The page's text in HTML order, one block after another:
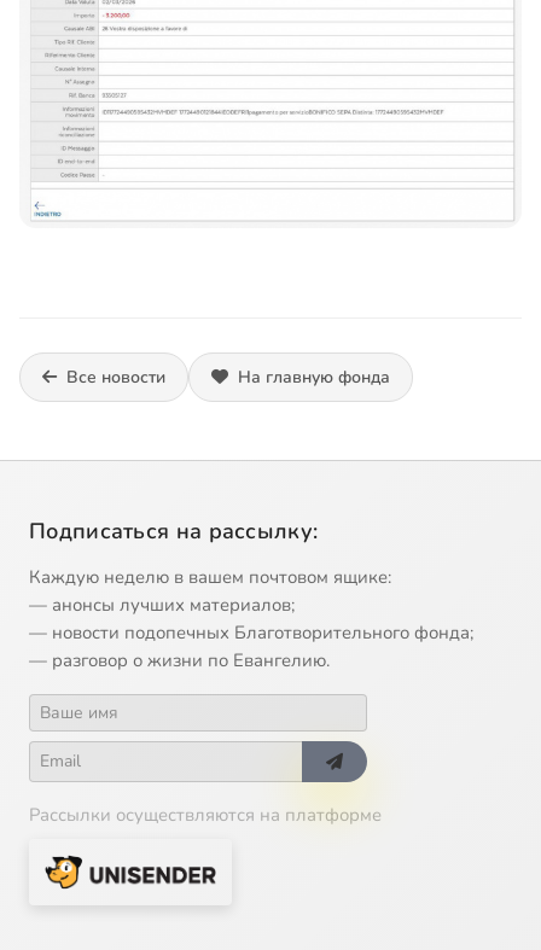
Все новости На главную фонда
Подписаться на рассылку:
Каждую неделю в вашем почтовом ящике:
— анонсы лучших материалов;
— новости подопечных Благотворительного фонда;
— разговор о жизни по Евангелию.
Рассылки осуществляются на платформе